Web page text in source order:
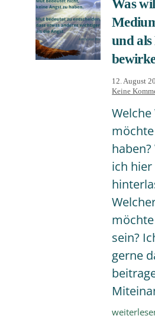
Was
und
ich
sein?
gerne
Was
Veröffentlicht
am
12. August
Keine